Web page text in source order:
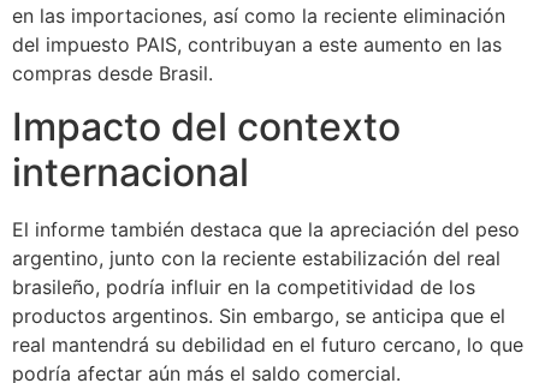
en las importaciones, así como la reciente eliminación
del impuesto PAIS, contribuyan a este aumento en las
compras desde Brasil.
Impacto del contexto
internacional
El informe también destaca que la apreciación del peso
argentino, junto con la reciente estabilización del real
brasileño, podría influir en la competitividad de los
productos argentinos. Sin embargo, se anticipa que el
real mantendrá su debilidad en el futuro cercano, lo que
podría afectar aún más el saldo comercial.